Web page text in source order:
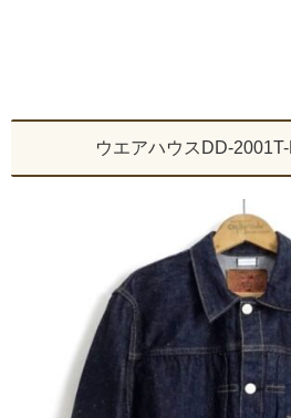
ウエアハウスDD-